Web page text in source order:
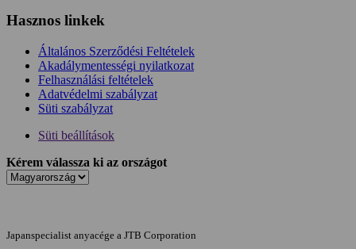
Hasznos linkek
Általános Szerződési Feltételek
Akadálymentességi nyilatkozat
Felhasználási feltételek
Adatvédelmi szabályzat
Süti szabályzat
Süti beállítások
Kérem válassza ki az országot
Japanspecialist anyacége a JTB Corporation